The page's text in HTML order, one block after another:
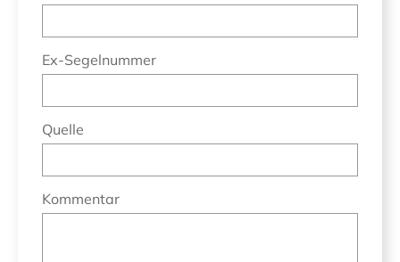
Ex-Segelnummer
Quelle
Kommentar